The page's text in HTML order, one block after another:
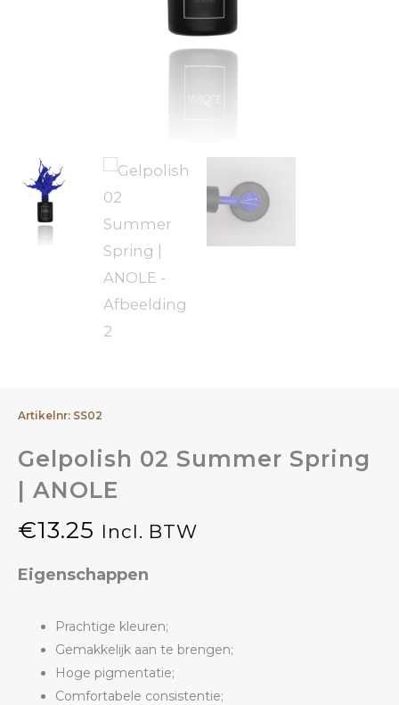
Artikelnr: SS02
Gelpolish 02 Summer Spring
| ANOLE
€13.25 Incl. BTW
Eigenschappen
Prachtige kleuren;
Gemakkelijk aan te brengen;
Hoge pigmentatie;
Comfortabele consistentie;